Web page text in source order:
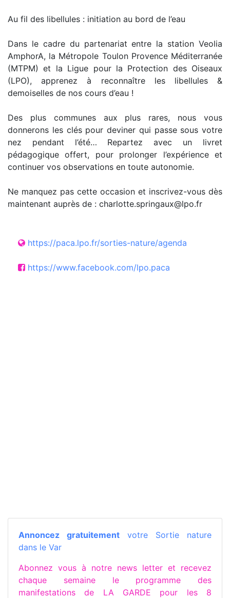
Au fil des libellules : initiation au bord de l’eau
Dans le cadre du partenariat entre la station Veolia
AmphorA, la Métropole Toulon Provence Méditerranée
(MTPM) et la Ligue pour la Protection des Oiseaux
(LPO), apprenez à reconnaître les libellules &
demoiselles de nos cours d’eau !
Des plus communes aux plus rares, nous vous
donnerons les clés pour deviner qui passe sous votre
nez pendant l’été… Repartez avec un livret
pédagogique offert, pour prolonger l’expérience et
continuer vos observations en toute autonomie.
Ne manquez pas cette occasion et inscrivez-vous dès
maintenant auprès de : charlotte.springaux@lpo.fr
https://paca.lpo.fr/sorties-nature/agenda
https://www.facebook.com/lpo.paca
Annoncez gratuitement votre Sortie nature
dans le Var
Abonnez vous à notre news letter et recevez
chaque semaine le programme des
manifestations de LA GARDE pour les 8